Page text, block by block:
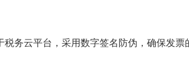
税务云平台，采用数字签名防伪，确保发